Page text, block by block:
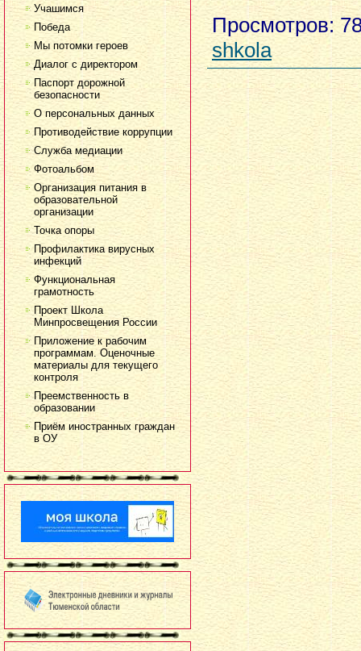
Учашимся
Победа
Мы потомки героев
Диалог с директором
Паспорт дорожной
безопасности
О персональных данных
Противодействие коррупции
Служба медиации
Фотоальбом
Организация питания в
образовательной
организации
Точка опоры
Профилактика вирусных
инфекций
Функциональная
грамотность
Проект Школа
Минпросвещения России
Приложение к рабочим
программам. Оценочные
материалы для текущего
контроля
Преемственность в
образовании
Приём иностранных граждан
в ОУ
Просмотров:
shkola